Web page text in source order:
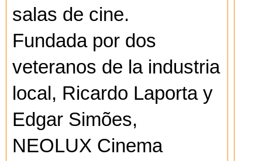
salas de cine.
Fundada por dos
veteranos de la industria
local, Ricardo Laporta y
Edgar Simões,
NEOLUX Cinema